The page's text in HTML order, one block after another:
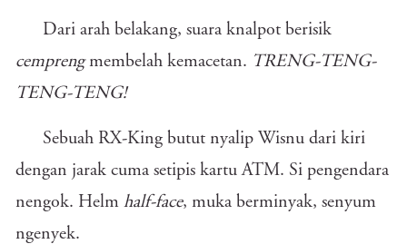
Dari arah belakang, suara knalpot berisik
cemprengmembelah kemacetan. TRENG-TENG-
TENG-TENG!
Sebuah RX-King butut nyalip Wisnu dari kiri
dengan jarak cuma setipis kartu ATM. Si pengendara
nengok. Helm half-face, muka berminyak, senyum
ngenyek.